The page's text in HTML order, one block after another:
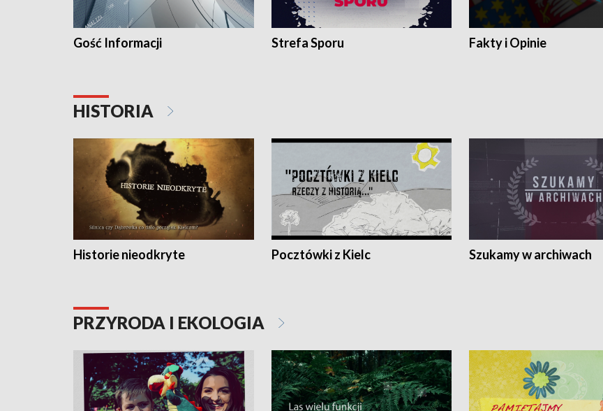
Gość Informacji Strefa Sporu Fakty i Opinie
HISTORIA
Historie nieodkryte Pocztówki z Kielc Szukamy w archiwach
PRZYRODA I EKOLOGIA